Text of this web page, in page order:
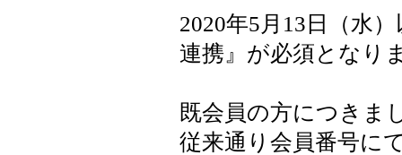
2020年5月13日（水
連携』が必須となり
既会員の方につきま
従来通り会員番号に